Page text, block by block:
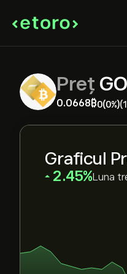
Preț
0.0668‎₿‎0(0%)
Graficul
‎2.45‎ Luna